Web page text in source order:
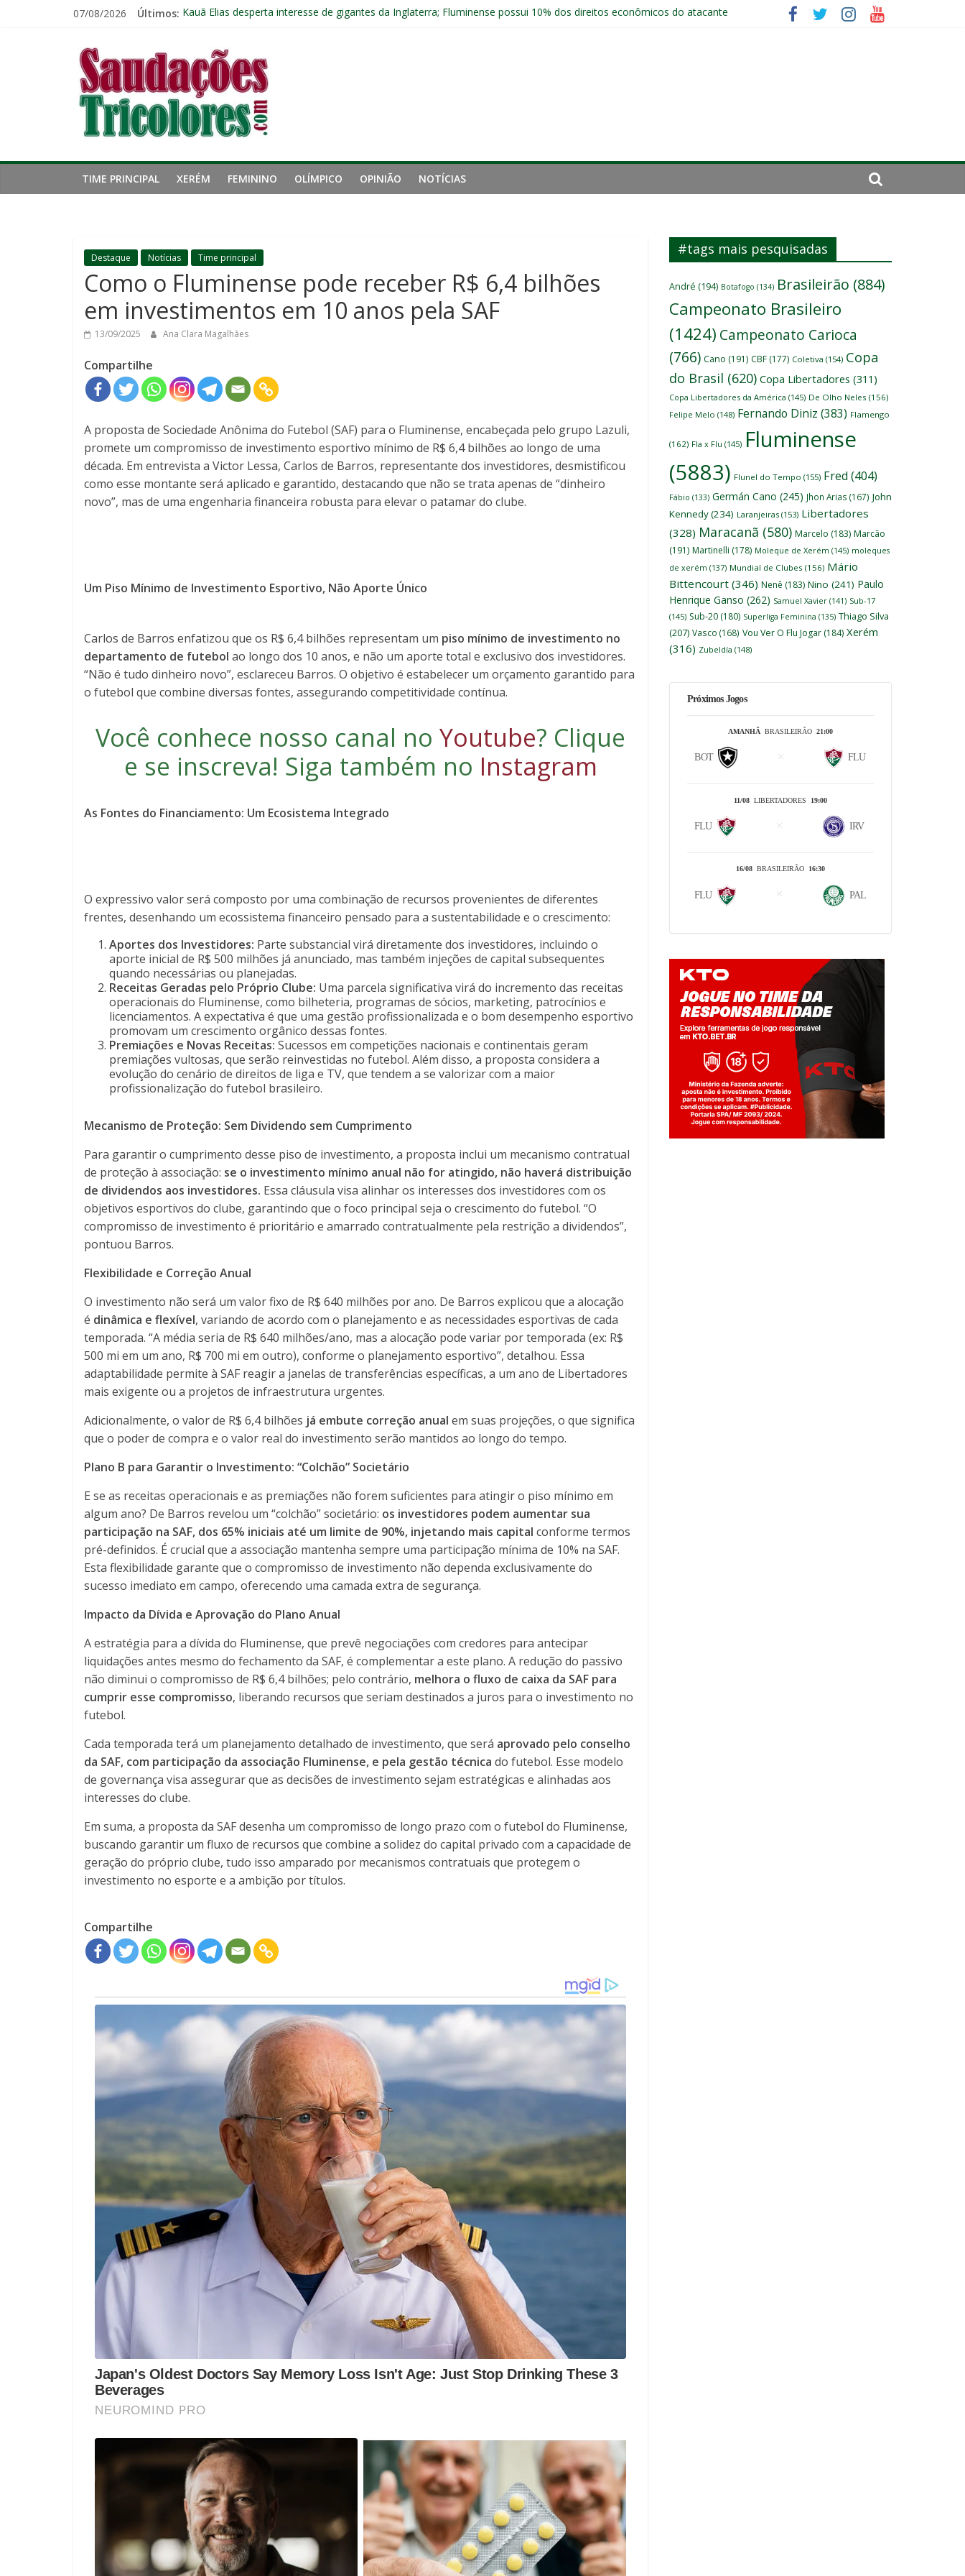
07/08/2026 Últimos: Kauã Elias desperta interesse de gigantes da Inglaterra; Fluminense possui 10% dos direitos econômicos do atacante
Público geral já pode garantir ingresso para Fluminense x Independiente Rivadavia pela Libertadores
Fluminense renova contrato com Ruan Sales
Saudações
Tricolores
TIME PRINCIPAL XERÉM FEMININO OLÍMPICO OPINIÃO NOTÍCIAS
Destaque Notícias Time principal
Como o Fluminense pode receber R$ 6,4 bilhões
em investimentos em 10 anos pela SAF
13/09/2025 Ana Clara Magalhães
Compartilhe
A proposta de Sociedade Anônima do Futebol (SAF) para o Fluminense, encabeçada pelo grupo Lazuli,
promete um compromisso de investimento esportivo mínimo de R$ 6,4 bilhões ao longo de uma
década. Em entrevista a Victor Lessa, Carlos de Barros, representante dos investidores, desmistificou
como esse montante será aplicado e garantido, destacando que não se trata apenas de “dinheiro
novo”, mas de uma engenharia financeira robusta para elevar o patamar do clube.
Um Piso Mínimo de Investimento Esportivo, Não Aporte Único
Carlos de Barros enfatizou que os R$ 6,4 bilhões representam um piso mínimo de investimento no
departamento de futebol ao longo dos 10 anos, e não um aporte total e exclusivo dos investidores.
“Não é tudo dinheiro novo”, esclareceu Barros. O objetivo é estabelecer um orçamento garantido para
o futebol que combine diversas fontes, assegurando competitividade contínua.
Você conhece nosso canal no Youtube? Clique
e se inscreva! Siga também no Instagram
As Fontes do Financiamento: Um Ecosistema Integrado
O expressivo valor será composto por uma combinação de recursos provenientes de diferentes
frentes, desenhando um ecossistema financeiro pensado para a sustentabilidade e o crescimento:
Aportes dos Investidores: Parte substancial virá diretamente dos investidores, incluindo o
aporte inicial de R$ 500 milhões já anunciado, mas também injeções de capital subsequentes
quando necessárias ou planejadas.
Receitas Geradas pelo Próprio Clube: Uma parcela significativa virá do incremento das receitas
operacionais do Fluminense, como bilheteria, programas de sócios, marketing, patrocínios e
licenciamentos. A expectativa é que uma gestão profissionalizada e o bom desempenho esportivo
promovam um crescimento orgânico dessas fontes.
Premiações e Novas Receitas: Sucessos em competições nacionais e continentais geram
premiações vultosas, que serão reinvestidas no futebol. Além disso, a proposta considera a
evolução do cenário de direitos de liga e TV, que tendem a se valorizar com a maior
profissionalização do futebol brasileiro.
Mecanismo de Proteção: Sem Dividendo sem Cumprimento
Para garantir o cumprimento desse piso de investimento, a proposta inclui um mecanismo contratual
de proteção à associação: se o investimento mínimo anual não for atingido, não haverá distribuição
de dividendos aos investidores. Essa cláusula visa alinhar os interesses dos investidores com os
objetivos esportivos do clube, garantindo que o foco principal seja o crescimento do futebol. “O
compromisso de investimento é prioritário e amarrado contratualmente pela restrição a dividendos”,
pontuou Barros.
Flexibilidade e Correção Anual
O investimento não será um valor fixo de R$ 640 milhões por ano. De Barros explicou que a alocação
é dinâmica e flexível, variando de acordo com o planejamento e as necessidades esportivas de cada
temporada. “A média seria de R$ 640 milhões/ano, mas a alocação pode variar por temporada (ex: R$
500 mi em um ano, R$ 700 mi em outro), conforme o planejamento esportivo”, detalhou. Essa
adaptabilidade permite à SAF reagir a janelas de transferências específicas, a um ano de Libertadores
mais exigente ou a projetos de infraestrutura urgentes.
Adicionalmente, o valor de R$ 6,4 bilhões já embute correção anual em suas projeções, o que significa
que o poder de compra e o valor real do investimento serão mantidos ao longo do tempo.
Plano B para Garantir o Investimento: “Colchão” Societário
E se as receitas operacionais e as premiações não forem suficientes para atingir o piso mínimo em
algum ano? De Barros revelou um “colchão” societário: os investidores podem aumentar sua
participação na SAF, dos 65% iniciais até um limite de 90%, injetando mais capital conforme termos
pré-definidos. É crucial que a associação mantenha sempre uma participação mínima de 10% na SAF.
Esta flexibilidade garante que o compromisso de investimento não dependa exclusivamente do
sucesso imediato em campo, oferecendo uma camada extra de segurança.
Impacto da Dívida e Aprovação do Plano Anual
A estratégia para a dívida do Fluminense, que prevê negociações com credores para antecipar
liquidações antes mesmo do fechamento da SAF, é complementar a este plano. A redução do passivo
não diminui o compromisso de R$ 6,4 bilhões; pelo contrário, melhora o fluxo de caixa da SAF para
cumprir esse compromisso, liberando recursos que seriam destinados a juros para o investimento no
futebol.
Cada temporada terá um planejamento detalhado de investimento, que será aprovado pelo conselho
da SAF, com participação da associação Fluminense, e pela gestão técnica do futebol. Esse modelo
de governança visa assegurar que as decisões de investimento sejam estratégicas e alinhadas aos
interesses do clube.
Em suma, a proposta da SAF desenha um compromisso de longo prazo com o futebol do Fluminense,
buscando garantir um fluxo de recursos que combine a solidez do capital privado com a capacidade de
geração do próprio clube, tudo isso amparado por mecanismos contratuais que protegem o
investimento no esporte e a ambição por títulos.
Compartilhe
#tags mais pesquisadas
André (194) Botafogo (134) Brasileirão (884)
Campeonato Brasileiro
(1424) Campeonato Carioca
(766) Cano (191) CBF (177) Coletiva (154) Copa
do Brasil (620) Copa Libertadores (311)
Copa Libertadores da América (145) De Olho Neles (156)
Felipe Melo (148) Fernando Diniz (383) Flamengo
(162) Fla x Flu (145) Fluminense
(5883) Flunel do Tempo (155) Fred (404)
Fábio (133) Germán Cano (245) Jhon Arias (167) John
Kennedy(234) Laranjeiras (153) Libertadores
(328) Maracanã (580) Marcelo (183) Marcão
(191) Martinelli (178) Moleque de Xerém (145) moleques
de xerém (137) Mundial de Clubes (156) Mário
Bittencourt (346) Nenê (183) Nino (241) Paulo
Henrique Ganso (262) Samuel Xavier (141) Sub-17
(145) Sub-20 (180) Superliga Feminina (135) Thiago Silva
(207) Vasco (168) Vou Ver O Flu Jogar (184) Xerém
(316) Zubeldía (148)
Próximos Jogos
AMANHÃ BRASILEIRÃO 21:00
BOT FLU
11/08 LIBERTADORES 19:00
FLU IRV
16/08 BRASILEIRÃO 16:30
FLU PAL
Jogue com responsabilidade. 18+